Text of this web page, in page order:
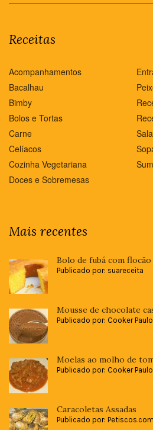
Receitas
Acompanhamentos
Bacalhau
Bimby
Bolos e Tortas
Carne
Celíacos
Cozinha Vegetariana
Doces e Sobremesas
Mais recentes
Bolo de fubá com flocão
Publicado por: suareceita
Mousse de chocolate
Publicado por: Cooker
Moelas ao molho de
Publicado por: Cooker
Caracoletas Assadas
Publicado por: Petiscos.com